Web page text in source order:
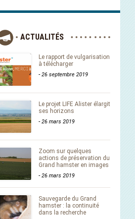
ACTUALITÉS
Le rapport de vulgarisation
à télécharger
- 26 septembre 2019
Le projet LIFE Alister élargit
ses horizons
- 26 mars 2019
Zoom sur quelques
actions de préservation du
Grand hamster en images
- 26 mars 2019
Sauvegarde du Grand
hamster : la continuité
dans la recherche